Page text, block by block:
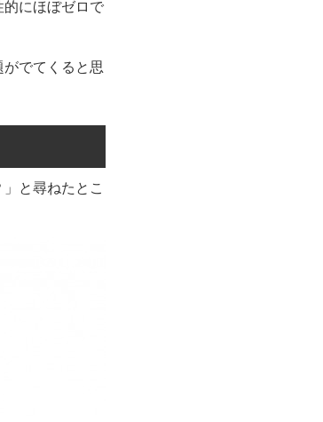
的にほぼゼロで
でてくると思
と尋ねたとこ